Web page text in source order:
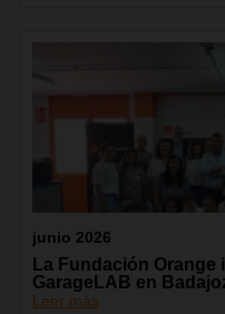
junio 2026
La Fundación Orange
GarageLAB en
Leer más